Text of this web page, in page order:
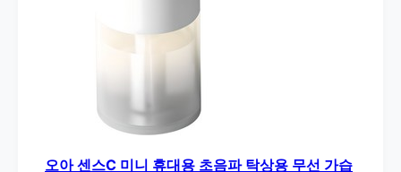
오아 센스C 미니 휴대용 초음파 탁상용 무선 가습